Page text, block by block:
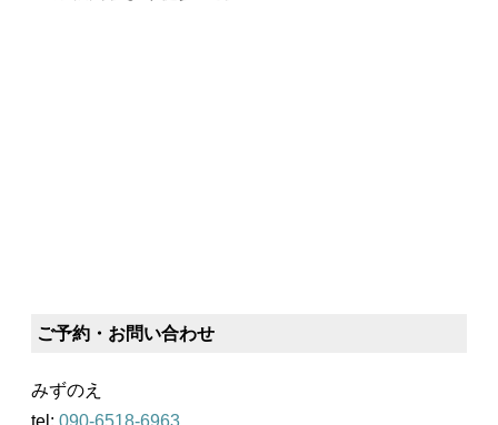
ご予約・お問い合わせ
みずのえ
tel: 090-6518-6963